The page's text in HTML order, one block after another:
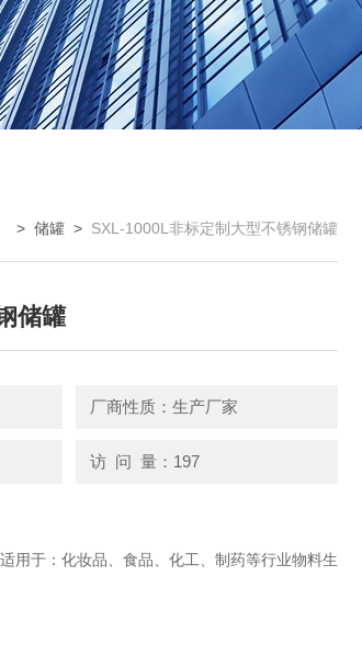
> 储罐 > SXL-1000L非标定制大型不锈钢储罐
储罐
厂商性质：生产厂家
访 问 量：197
用于：化妆品、食品、化工、制药等行业物料生